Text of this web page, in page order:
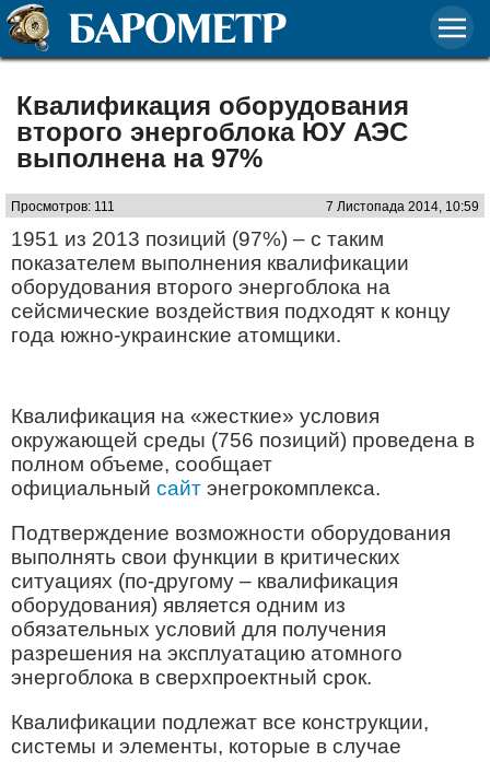
Квалификация оборудования
второго энергоблока ЮУ АЭС
выполнена на 97%
Просмотров: 111 7 Листопада 2014, 10:59
1951 из 2013 позиций (97%) – с таким
показателем выполнения квалификации
оборудования второго энергоблока на
сейсмические воздействия подходят к концу
года южно-украинские атомщики.
Квалификация на «жесткие» условия
окружающей среды (756 позиций) проведена в
полном объеме, сообщает
официальный сайт энегрокомплекса.
Подтверждение возможности оборудования
выполнять свои функции в критических
ситуациях (по-другому – квалификация
оборудования) является одним из
обязательных условий для получения
разрешения на эксплуатацию атомного
энергоблока в сверхпроектный срок.
Квалификации подлежат все конструкции,
системы и элементы, которые в случае